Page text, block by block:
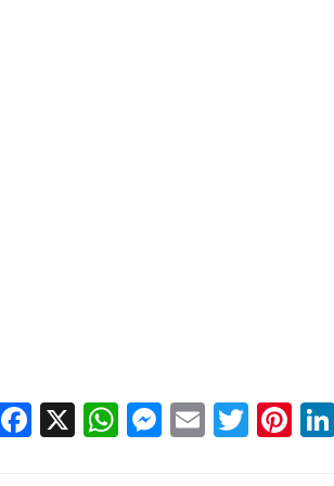
Facebook
X WhatsApp
Messenger
Email